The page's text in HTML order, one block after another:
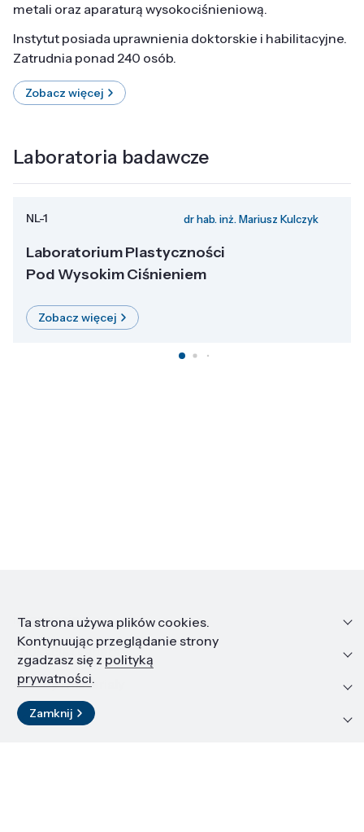
metali oraz aparaturą wysokociśnieniową.
Instytut posiada uprawnienia doktorskie i habilitacyjne.
Zatrudnia ponad 240 osób.
Zobacz więcej
Laboratoria badawcze
NL-1 dr hab. inż. Mariusz Kulczyk
Laboratorium Plastyczności
Pod Wysokim Ciśnieniem
Zobacz więcej
Informacje
Edukacja i kariera
Zasoby i materiały
Kontakt
Ta strona używa plików cookies.
Kontynuując przeglądanie strony
zgadzasz się z polityką
prywatności.
Zamknij